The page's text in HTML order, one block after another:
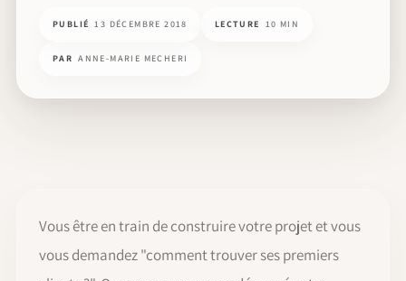
PUBLIÉ 13 DÉCEMBRE 2018 LECTURE 10 MIN
PAR ANNE-MARIE MECHERI
Vous être en train de construire votre projet et vous
vous demandez "comment trouver ses premiers